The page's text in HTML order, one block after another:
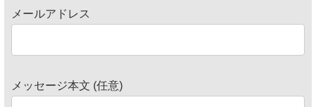
メールアドレス
メッセージ本文 (任意)